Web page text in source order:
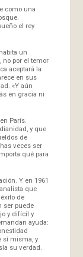
como una
el rey
un
no por el temor
aceptará la
en sus
«Y aún
en gracia ni
París.
y que
de
veces ser
qué para
Y en 1961
que
de
ser puede
y difícil y
ayuda:
sí misma, y
su verdad.